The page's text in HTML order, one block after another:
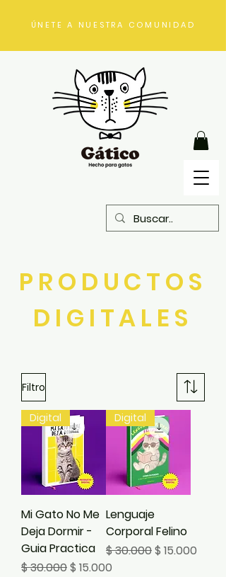
ÚNETE A NUESTRA COMUNIDAD
PRODUCTOS
DIGITALES
Filtro
Digital
Mi Gato No Me
Deja Dormir -
Guia Practica
Precio
$ 30.000Precio de oferta
$ 15.000
Digital
Lenguaje
Corporal Felino
Precio
$ 30.000Precio de
$ 15.000